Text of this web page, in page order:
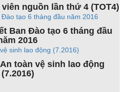
nguồn lần thứ 4 (TOT4)
Ban Đào tạo 6 tháng đầu
2016
toàn vệ sinh lao động
(7.2016)